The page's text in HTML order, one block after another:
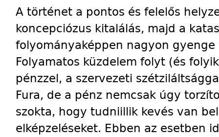
A történet a pontos és felelős
koncepciózus kitalálás, majd a
folyományaképpen nagyon
Folyamatos küzdelem folyt (és
pénzzel, a szervezeti
Fura, de a pénz nemcsak úgy
szokta, hogy tudniillik kevés van
elképzeléseket. Ebben az esetben